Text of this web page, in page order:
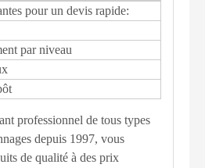
pour un devis rapide:
par niveau
professionnel de tous types
depuis 1997, vous
de qualité à des prix